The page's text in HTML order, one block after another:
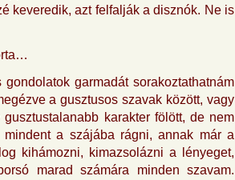
keveredik, azt felfalják a disznók. Ne is
garmadát sorakoztathatnám
a gusztusos szavak között, vagy
karakter fölött, de nem
a szájába rágni, annak már a
kihámozni, kimazsolázni a lényeget,
marad számára minden szavam.